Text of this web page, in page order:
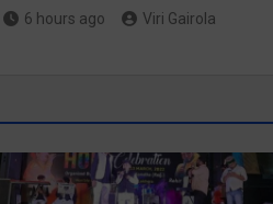
6 hours ago Viri Gairola